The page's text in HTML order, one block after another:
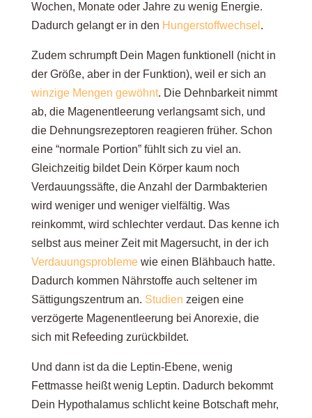
Wochen, Monate oder Jahre zu wenig Energie.
Dadurch gelangt er in den Hungerstoffwechsel .
Zudem schrumpft Dein Magen funktionell (nicht in
der Größe, aber in der Funktion), weil er sich an
winzige Mengen gewöhnt. Die Dehnbarkeit nimmt
ab, die Magenentleerung verlangsamt sich, und
die Dehnungsrezeptoren reagieren früher. Schon
eine “normale Portion” fühlt sich zu viel an.
Gleichzeitig bildet Dein Körper kaum noch
Verdauungssäfte, die Anzahl der Darmbakterien
wird weniger und weniger vielfältig. Was
reinkommt, wird schlechter verdaut. Das kenne ich
selbst aus meiner Zeit mit Magersucht, in der ich
Verdauungsprobleme wie einen Blähbauch hatte.
Dadurch kommen Nährstoffe auch seltener im
Sättigungszentrum an. Studien zeigen eine
verzögerte Magenentleerung bei Anorexie, die
sich mit Refeeding zurückbildet.
Und dann ist da die Leptin-Ebene, wenig
Fettmasse heißt wenig Leptin. Dadurch bekommt
Dein Hypothalamus schlicht keine Botschaft mehr,